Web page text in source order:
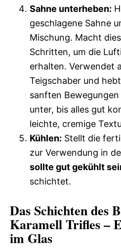
Sahne unterheben:
geschlagene Sahne
Mischung. Macht
Schritten, um die
erhalten. Verwendet
Teigschaber und
sanften
unter, bis alles gut
leichte, cremige
Kühlen: Stellt die
zur Verwendung in
sollte gut gekühlt
schichtet.
Das Schichten des
Karamell Trifles –
im Glas